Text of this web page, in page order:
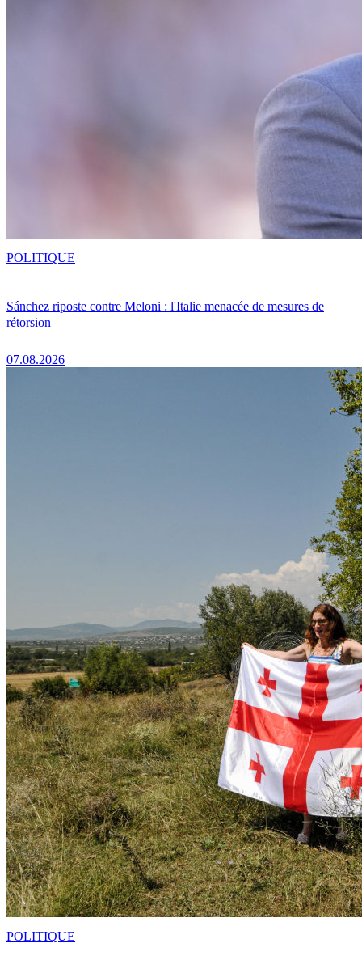
Sánchez riposte contre Meloni : l'Italie menacée de mesures de
rétorsion
07.08.2026
POLITIQUE
POLITIQUE